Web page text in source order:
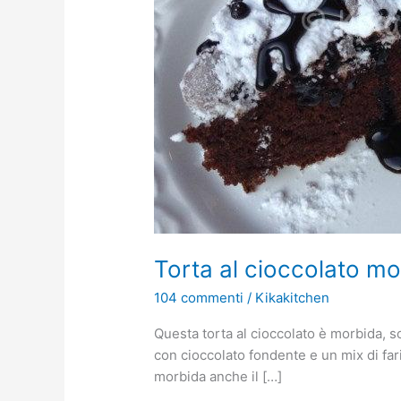
Torta al cioccolato
104 commenti / Kikakitchen
Questa torta al cioccolato è morbida,
con cioccolato fondente e un mix di
morbida anche il […]